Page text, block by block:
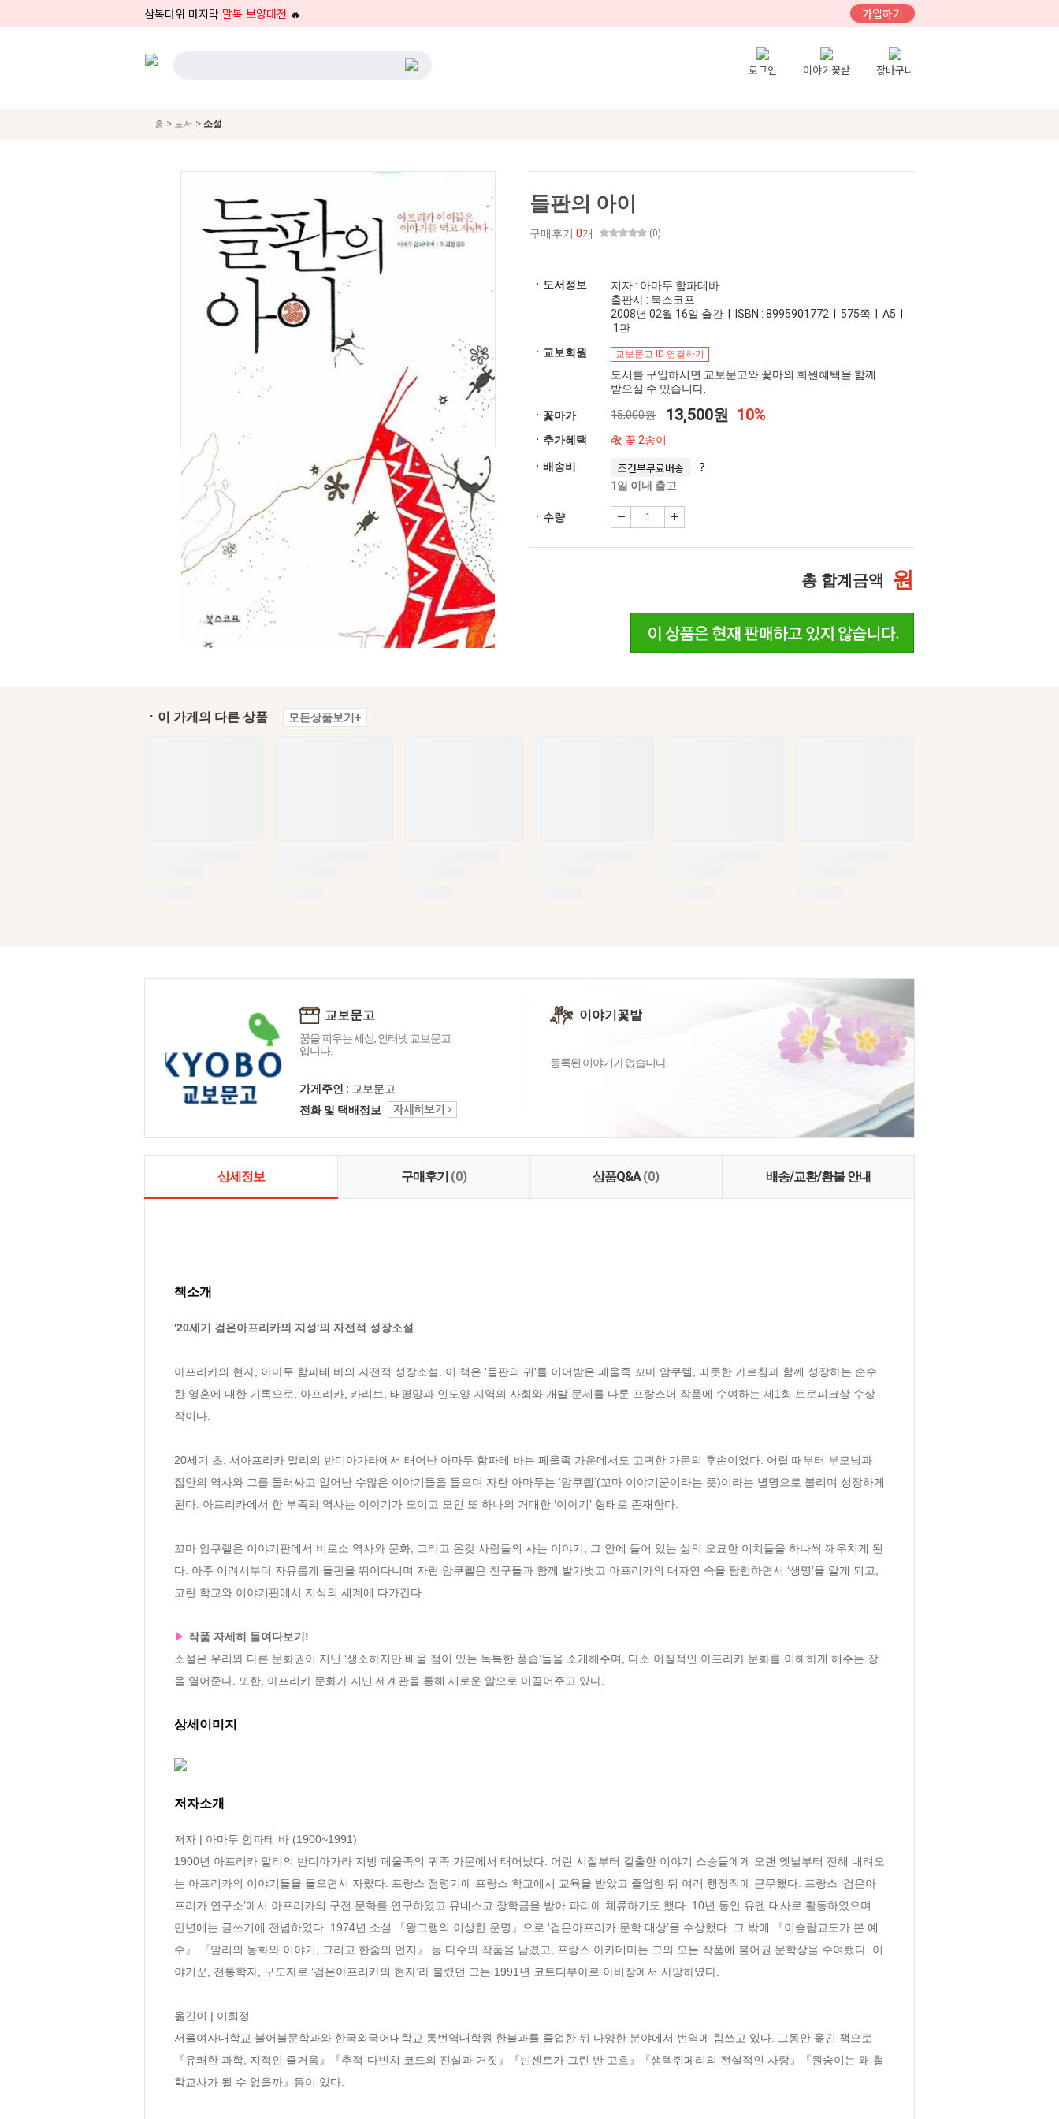
삼복더위 마지막 말복 보양대전 🔥 가입하기
로그인 이야기꽃밭 장바구니
홈 > 도서 > 소설
들판의 아이
구매후기 0개 (0)
ㆍ도서정보
저자 : 아마두 함파테바
출판사 : 북스코프
2008년 02월 16일 출간 | ISBN : 8995901772 | 575쪽 | A5 |
1판
ㆍ교보회원
교보문고 ID 연결하기
도서를 구입하시면 교보문고와 꽃마의 회원혜택을 함께
받으실 수 있습니다.
ㆍ꽃마가 15,000원 13,500원 10%
ㆍ추가혜택 꽃 2송이
ㆍ배송비 조건부무료배송
1일 이내 출고
ㆍ수량
총 합계금액 원
ㆍ이 가게의 다른 상품 모든상품보기+
교보문고
꿈을 피우는 세상, 인터넷 교보문고
입니다.
가게주인 : 교보문고
전화 및 택배정보
이야기꽃밭
등록된 이야기가 없습니다.
상세정보 구매후기 (0) 상품Q&A(0) 배송/교환/환불 안내
책소개
'20세기 검은아프리카의 지성'의 자전적 성장소설
아프리카의 현자, 아마두 함파테 바의 자전적 성장소설. 이 책은 '들판의 귀'를 이어받은 페울족 꼬마 암쿠렐, 따뜻한 가르침과 함께 성장하는 순수
한 영혼에 대한 기록으로, 아프리카, 카리브, 태평양과 인도양 지역의 사회와 개발 문제를 다룬 프랑스어 작품에 수여하는 제1회 트로피크상 수상
작이다.
20세기 초, 서아프리카 말리의 반디아가라에서 태어난 아마두 함파테 바는 페울족 가운데서도 고귀한 가문의 후손이었다. 어릴 때부터 부모님과
집안의 역사와 그를 둘러싸고 일어난 수많은 이야기들을 들으며 자란 아마두는 ‘암쿠렐’(꼬마 이야기꾼이라는 뜻)이라는 별명으로 불리며 성장하게
된다. 아프리카에서 한 부족의 역사는 이야기가 모이고 모인 또 하나의 거대한 ‘이야기’ 형태로 존재한다.
꼬마 암쿠렐은 이야기판에서 비로소 역사와 문화, 그리고 온갖 사람들의 사는 이야기, 그 안에 들어 있는 삶의 오묘한 이치들을 하나씩 깨우치게 된
다. 아주 어려서부터 자유롭게 들판을 뛰어다니며 자란 암쿠렐은 친구들과 함께 발가벗고 아프리카의 대자연 속을 탐험하면서 ‘생명’을 알게 되고,
코란 학교와 이야기판에서 지식의 세계에 다가간다.
▶ 작품 자세히 들여다보기!
소설은 우리와 다른 문화권이 지닌 ‘생소하지만 배울 점이 있는 독특한 풍습’들을 소개해주며, 다소 이질적인 아프리카 문화를 이해하게 해주는 장
을 열어준다. 또한, 아프리카 문화가 지닌 세계관을 통해 새로운 앎으로 이끌어주고 있다.
상세이미지
저자소개
저자 | 아마두 함파테 바 (1900~1991)
1900년 아프리카 말리의 반디아가라 지방 페울족의 귀족 가문에서 태어났다. 어린 시절부터 걸출한 이야기 스승들에게 오랜 옛날부터 전해 내려오
는 아프리카의 이야기들을 들으면서 자랐다. 프랑스 점령기에 프랑스 학교에서 교육을 받았고 졸업한 뒤 여러 행정직에 근무했다. 프랑스 ‘검은아
프리카 연구소’에서 아프리카의 구전 문화를 연구하였고 유네스코 장학금을 받아 파리에 체류하기도 했다. 10년 동안 유엔 대사로 활동하였으며
만년에는 글쓰기에 전념하였다. 1974년 소설 『왕그랭의 이상한 운명』으로 ‘검은아프리카 문학 대상’을 수상했다. 그 밖에 『이슬람교도가 본 예
수』 『말리의 동화와 이야기, 그리고 한줌의 먼지』 등 다수의 작품을 남겼고, 프랑스 아카데미는 그의 모든 작품에 불어권 문학상을 수여했다. 이
야기꾼, 전통학자, 구도자로 ‘검은아프리카의 현자’라 불렸던 그는 1991년 코트디부아르 아비장에서 사망하였다.
옮긴이 | 이희정
서울여자대학교 불어불문학과와 한국외국어대학교 통번역대학원 한불과를 졸업한 뒤 다양한 분야에서 번역에 힘쓰고 있다. 그동안 옮긴 책으로
『유쾌한 과학, 지적인 즐거움』『추적-다빈치 코드의 진실과 거짓』『빈센트가 그린 반 고흐』『생텍쥐페리의 전설적인 사랑』『원숭이는 왜 철
학교사가 될 수 없을까』등이 있다.